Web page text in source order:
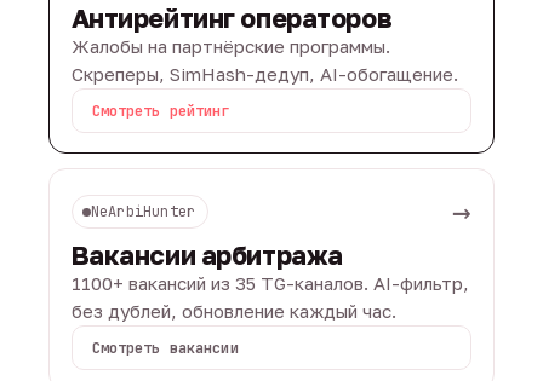
Антирейтинг операторов
Жалобы на партнёрские программы.
Скреперы, SimHash-дедуп, AI-обогащение.
Смотреть рейтинг
NeArbiHunter →
Вакансии арбитража
1100+ вакансий из 35 TG-каналов. AI-фильтр,
без дублей, обновление каждый час.
Смотреть вакансии